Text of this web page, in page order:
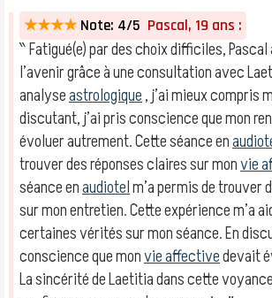
★★★★ Note: 4/5 Pascal, 19 ans :
‶ Fatigué(e) par des choix difficiles,
l’avenir grâce à une consultation avec
analyseastrologique, j’ai mieux compris
discutant, j’ai pris conscience que mon
évoluer autrement. Cette séance en
trouver des réponses claires sur monvie
séance enaudiotelm’a permis de trouver
sur mon entretien. Cette expérience m’a
certaines vérités sur mon séance. En
conscience que monvie affectivedevait
La sincérité de Laetitia dans cette